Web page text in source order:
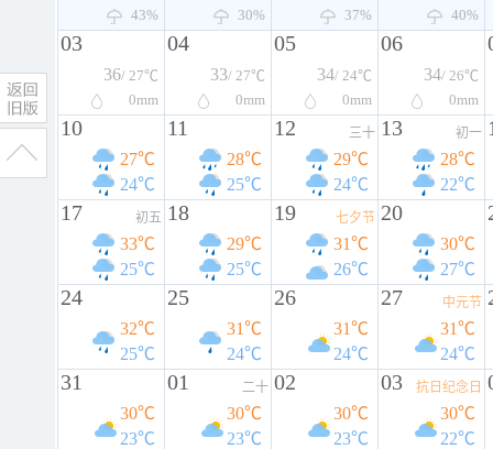
43%
30%
37%
40%
03
36/ 27℃
0mm
04
33/ 27℃
0mm
05
34/ 24℃
0mm
06
34/ 26℃
0mm
10
27℃
24℃
11
28℃
25℃
12 三十
29℃
24℃
13 初一
28℃
22℃
17 初五
33℃
25℃
18
29℃
25℃
19 七夕节
31℃
26℃
20
30℃
27℃
24
32℃
25℃
25
31℃
24℃
26
31℃
24℃
27 中元节
31℃
24℃
31
30℃
23℃
01 二十
30℃
23℃
02
30℃
23℃
03 抗日纪念日
30℃
22℃